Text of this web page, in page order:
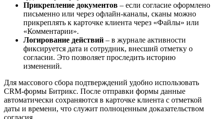
Прикрепление документов – если согласие оформлено
письменно или через офлайн-каналы, сканы можно
прикреплять к карточке клиента через «Файлы» или
«Комментарии».
Логирование действий – в журнале активности
фиксируется дата и сотрудник, внесший отметку о
согласии. Это позволяет проследить историю
изменений.
Для массового сбора подтверждений удобно использовать
CRM-формы Битрикс. После отправки формы данные
автоматически сохраняются в карточке клиента с отметкой
даты и времени, что служит полноценным доказательством